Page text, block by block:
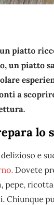
piatto
un piatto
a
lo
delizioso e
Dovete
pepe,
Chiunque